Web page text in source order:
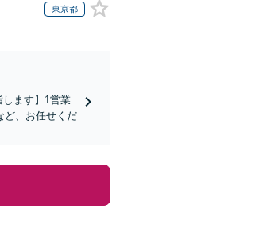
東京都
します】1営業
ど、お任せくだ